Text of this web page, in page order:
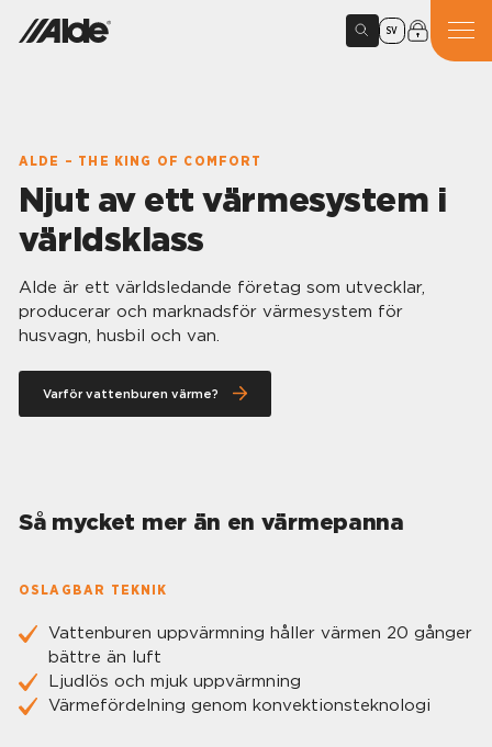
SV
ALDE – THE KING OF COMFORT
Njut av ett värmesystem i
världsklass
Alde är ett världsledande företag som utvecklar,
producerar och marknadsför värmesystem för
husvagn, husbil och van.
Varför vattenburen värme?
Så mycket mer än en värmepanna
OSLAGBAR TEKNIK
Vattenburen uppvärmning håller värmen 20 gånger
bättre än luft
Ljudlös och mjuk uppvärmning
Värmefördelning genom konvektionsteknologi